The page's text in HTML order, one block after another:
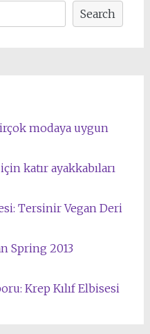
Search
modaya uygun
katır ayakkabıları
Tersinir Vegan Deri
Spring 2013
Krep Kılıf Elbisesi